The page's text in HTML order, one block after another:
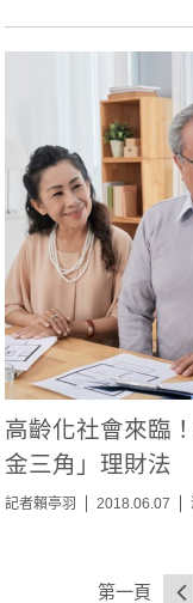
高齡化社會來臨
金三角」理財法
記者賴亭羽 2018.06.07
第一頁